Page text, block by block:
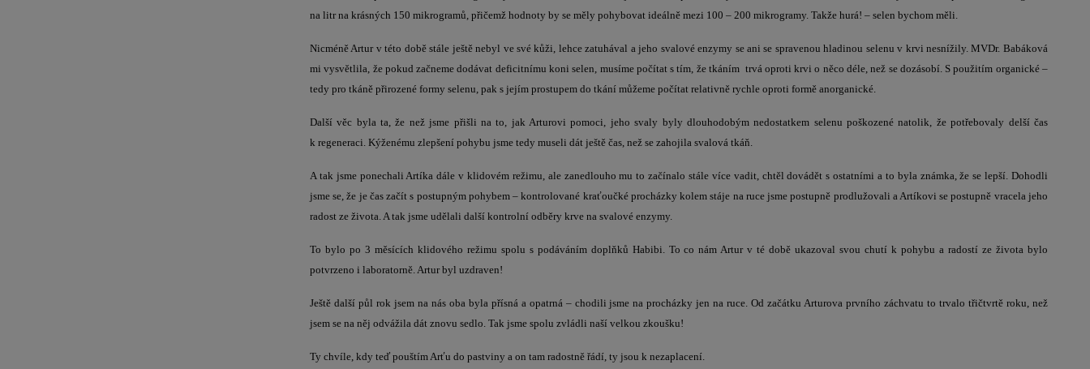
na litr na krásných 150 mikrogramů, přičemž hodnoty by se měly pohybovat ideálně mezi 100 – 200 mikrogramy. Takže hurá! – selen bychom měli.
Nicméně Artur v této době stále ještě nebyl ve své kůži, lehce zatuhával a jeho svalové enzymy se ani se spravenou hladinou selenu v krvi nesnížily. MVDr. Babáková
mi vysvětlila, že pokud začneme dodávat deficitnímu koni selen, musíme počítat s tím, že tkáním trvá oproti krvi o něco déle, než se dozásobí. S použitím organické –
tedy pro tkáně přirozené formy selenu, pak s jejím prostupem do tkání můžeme počítat relativně rychle oproti formě anorganické.
Další věc byla ta, že než jsme přišli na to, jak Arturovi pomoci, jeho svaly byly dlouhodobým nedostatkem selenu poškozené natolik, že potřebovaly delší čas
k regeneraci. Kýženému zlepšení pohybu jsme tedy museli dát ještě čas, než se zahojila svalová tkáň.
A tak jsme ponechali Artíka dále v klidovém režimu, ale zanedlouho mu to začínalo stále více vadit, chtěl dovádět s ostatními a to byla známka, že se lepší. Dohodli
jsme se, že je čas začít s postupným pohybem – kontrolované kraťoučké procházky kolem stáje na ruce jsme postupně prodlužovali a Artíkovi se postupně vracela jeho
radost ze života. A tak jsme udělali další kontrolní odběry krve na svalové enzymy.
To bylo po 3 měsících klidového režimu spolu s podáváním doplňků Habibi. To co nám Artur v té době ukazoval svou chutí k pohybu a radostí ze života bylo
potvrzeno i laboratorně. Artur byl uzdraven!
Ještě další půl rok jsem na nás oba byla přísná a opatrná – chodili jsme na procházky jen na ruce. Od začátku Arturova prvního záchvatu to trvalo třičtvrtě roku, než
jsem se na něj odvážila dát znovu sedlo. Tak jsme spolu zvládli naší velkou zkoušku!
Ty chvíle, kdy teď pouštím Arťu do pastviny a on tam radostně řádí, ty jsou k nezaplacení.